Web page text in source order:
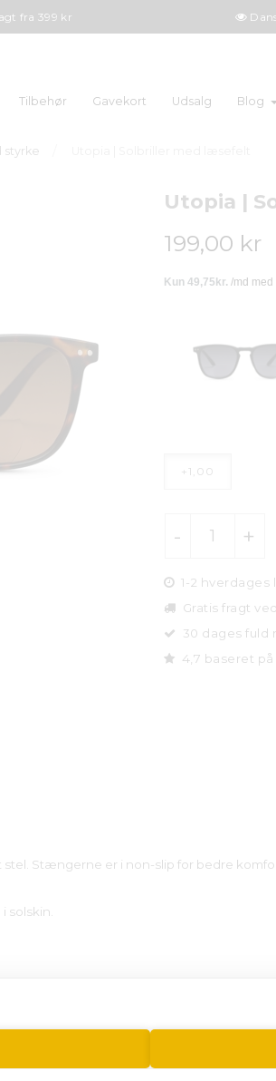
fra 399 kr
Tilbehør Gavekort Udsalg Blog
styrke
Utopia |
199,00 kr
+1,00
1-2 hverdages
Gratis fragt
30 dages fuld
4,7 baseret
stel. Stængerne er i non-slip for bedre
solskin.